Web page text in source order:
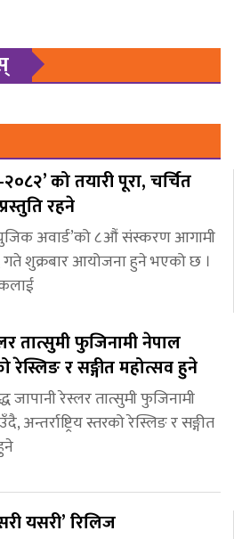
को तयारी पूरा, चर्चित
रहने
अवार्ड’को ८औं संस्करण आगामी
शुक्रबार आयोजना हुने भएको छ ।
तात्सुमी फुजिनामी नेपाल
रेस्लिङ र सङ्गीत महोत्सव हुने
जापानी रेस्लर तात्सुमी फुजिनामी
अन्तर्राष्ट्रिय स्तरको रेस्लिङ र सङ्गीत
यसरी’ रिलिज